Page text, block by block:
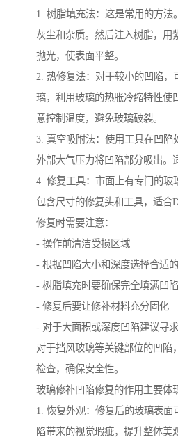
1. 树脂填充法：这是常用的方法
灰尘和杂质。然后注入树脂，用
抛光，使表面平整。
2. 热修复法：对于较小的凹陷，
璃，利用玻璃的热胀冷缩特性使
意控制温度，避免玻璃破裂。
3. 真空吸附法：使用工具在凹陷
外部大气压力将凹陷部分吸出。
4. 修复工具：市面上有专门的玻
包含尺寸的修复头和工具，适合
修复时需要注意：
- 操作前清洁受损区域
- 根据凹陷大小和深度选择合适
- 树脂填充时要确保完全填满凹陷
- 修复后要让修补材料充分固化
- 对于大面积或深度凹陷建议寻
对于挡风玻璃等关键部位的凹陷
检查，确保安全性。
玻璃修补凹陷修复的作用主要体
1. 恢复外观：修复后的玻璃表面
陷带来的视觉瑕疵，提升整体美